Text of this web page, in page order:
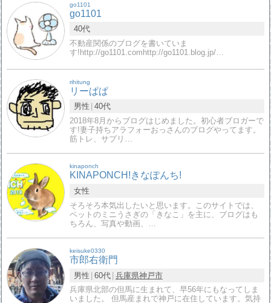
go1101
go1101
40代
不動産関係のブログを書いていま
す!http://go1101.comhttp://go1101.blog.jp/…
rihitung
リーぱぱ
男性 40代
2018年8月からブログはじめました。初心者ブロガーで
す!妻子持ちアラフォーおっさんのブログやってます。
筋トレ、サプリ…
kinaponch
KINAPONCH!きなぽんち!
女性
そろそろ本気出したいと思います。このサイトでは、
ペットのミニうさぎの「きなこ」を主に、ブログはも
ちろん、写真や動画、…
keisuke0330
市郎右衛門
男性 60代 兵庫県神戸市
兵庫県北部の但馬に生まれて、早56年にもなってしま
いました。 但馬産まれで神戸に在住しています。気持